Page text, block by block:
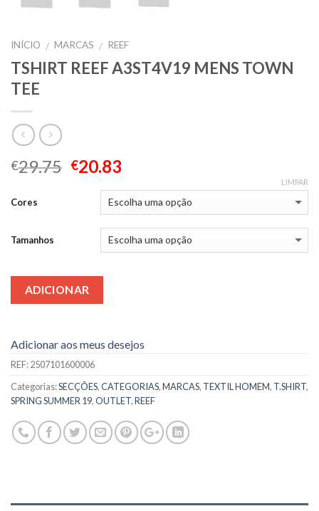
INÍCIO / MARCAS / REEF
TSHIRT REEF A3ST4V19 MENS TOWN
TEE
€29.75 €20.83
Cores
Tamanhos
LIMPAR
ADICIONAR
Adicionar aos meus desejos
REF:2507101600006
Categorias:SECÇÕES,CATEGORIAS,MARCAS, TEXTIL HOMEM, T.SHIRT,
SPRING SUMMER 19,OUTLET,REEF